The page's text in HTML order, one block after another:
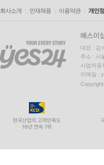
회사소개 인재채용 이용약관 개인
대표 : 김
주소 : 서
사업자
이메일 :